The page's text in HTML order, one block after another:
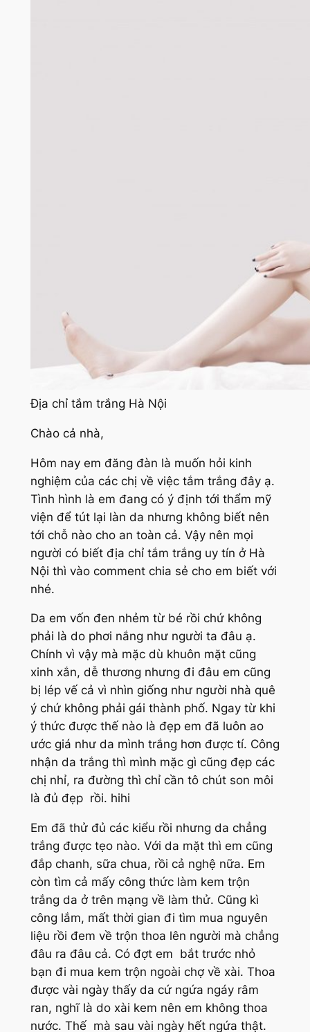
Địa chỉ tắm trắng Hà Nội
Chào cả nhà,
Hôm nay em đăng đàn là muốn hỏi kinh
nghiệm của các chị về việc tắm trắng đây ạ.
Tình hình là em đang có ý định tới thẩm mỹ
viện để tút lại làn da nhưng không biết nên
tới chỗ nào cho an toàn cả. Vậy nên mọi
người có biết địa chỉ tắm trắng uy tín ở Hà
Nội thì vào comment chia sẻ cho em biết với
nhé.
Da em vốn đen nhẻm từ bé rồi chứ không
phải là do phơi nắng như người ta đâu ạ.
Chính vì vậy mà mặc dù khuôn mặt cũng
xinh xắn, dễ thương nhưng đi đâu em cũng
bị lép vế cả vì nhìn giống như người nhà quê
ý chứ không phải gái thành phố. Ngay từ khi
ý thức được thế nào là đẹp em đã luôn ao
ước giá như da mình trắng hơn được tí. Công
nhận da trắng thì mình mặc gì cũng đẹp các
chị nhỉ, ra đường thì chỉ cần tô chút son môi
là đủ đẹp rồi. hihi
Em đã thử đủ các kiểu rồi nhưng da chẳng
trắng được tẹo nào. Với da mặt thì em cũng
đắp chanh, sữa chua, rồi cả nghệ nữa. Em
còn tìm cả mấy công thức làm kem trộn
trắng da ở trên mạng về làm thử. Cũng kì
công lắm, mất thời gian đi tìm mua nguyên
liệu rồi đem về trộn thoa lên người mà chẳng
đâu ra đâu cả. Có đợt em bắt trước nhỏ
bạn đi mua kem trộn ngoài chợ về xài. Thoa
được vài ngày thấy da cứ ngứa ngáy râm
ran, nghĩ là do xài kem nên em không thoa
nước. Thế mà sau vài ngày hết ngứa thật.